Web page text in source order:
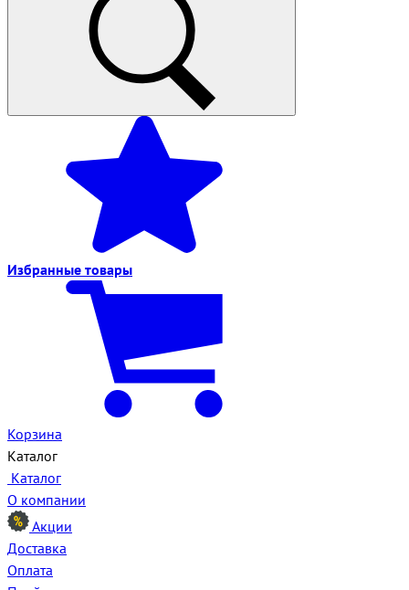
Избранные товары
Корзина
Каталог
Каталог
О компании
Акции
Доставка
Оплата